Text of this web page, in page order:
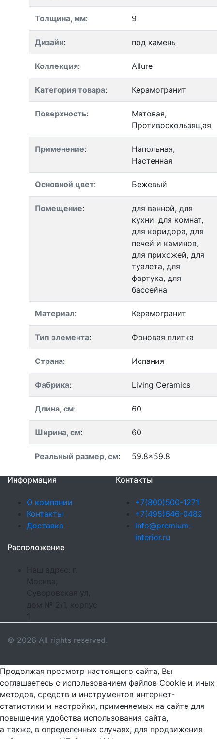
Толщина, мм: 9
Дизайн: под камень
Коллекция: Allure
Категория товара: Керамогранит
Поверхность:
Матовая,
Противоскользящая
Применение:
Напольная,
Настенная
Основной цвет: Бежевый
Помещение:
для ванной, для
кухни, для комнат,
для коридора, для
печей и каминов,
для прихожей, для
туалета, для
фартука, для
бассейна
Материал: Керамогранит
Тип элемента: Фоновая плитка
Страна: Испания
Фабрика: Living Ceramics
Длина, см: 60
Ширина, см: 60
Реальный размер, см: 59.8x59.8
Информация
О компании
Контакты
Доставка
Контакты
+7(800)500-1271
+7(495)646-0482
info@premium-
interior.ru
Расположение
Наш адрес: г.
Москва,
Суворовская ул,
дом № 2/1, корпус
© 2026 All rights reserved.
Продолжая просмотр настоящего сайта, Вы
соглашаетесь с использованием файлов Cookie и иных
методов, средств и инструментов интернет-
статистики и настройки, применяемых на сайте для
повышения удобства использования сайта,
а также, в определенных случаях, для продвижения